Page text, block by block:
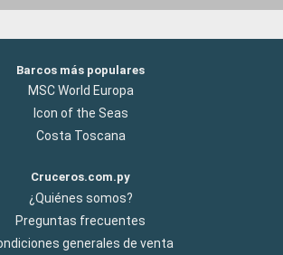
Barcos más populares
MSC World Europa
Icon of the Seas
Costa Toscana
Cruceros.com.py
¿Quiénes somos?
Preguntas frecuentes
generales de venta